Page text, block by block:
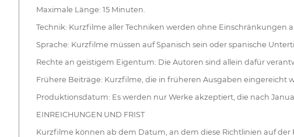
Maximale Länge: 15 Minuten.
Technik: Kurzfilme aller Techniken werden ohne Einschränkungen
Sprache: Kurzfilme müssen auf Spanisch sein oder spanische
Rechte an geistigem Eigentum: Die Autoren sind allein dafür
Frühere Beiträge: Kurzfilme, die in früheren Ausgaben eingereicht
Produktionsdatum: Es werden nur Werke akzeptiert, die nach
EINREICHUNGEN UND FRIST
Kurzfilme können ab dem Datum, an dem diese Richtlinien auf der